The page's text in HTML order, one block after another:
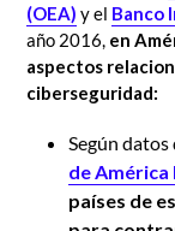
(OEA) y el Banco
año 2016, en
aspectos
ciberseguridad:
Según datos
de América
países de